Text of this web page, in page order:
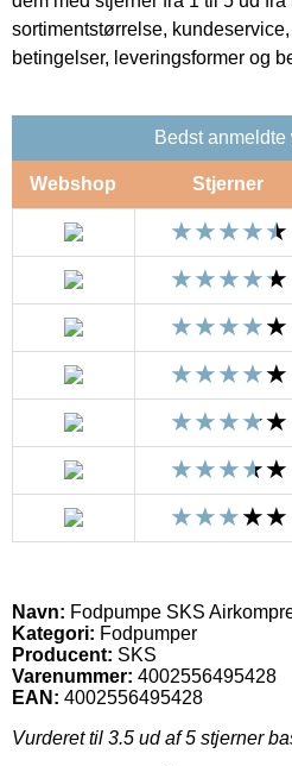
sortimentstørrelse,
betingelser, leveringsformer og
Bedst
Webshop Stjerner
Navn: Fodpumpe SKS
Kategori: Fodpumper
Producent: SKS
Varenummer: 4002556495428
EAN: 4002556495428
Vurderet til 3.5 ud af 5 stjerner